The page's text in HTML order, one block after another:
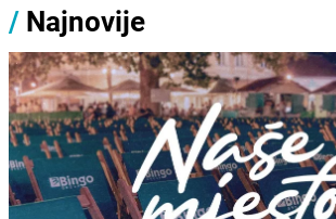
/ Najnovije